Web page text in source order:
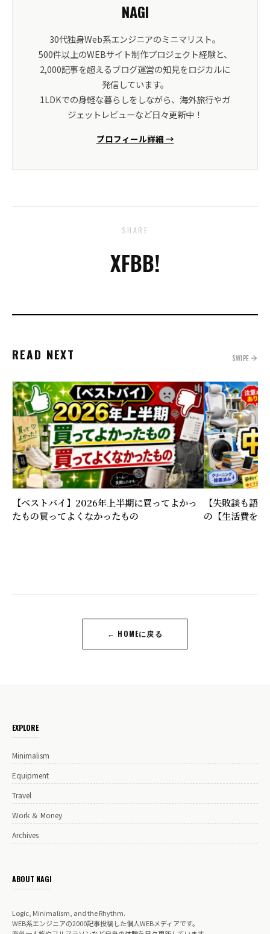
NAGI
30代独身Web系エンジニアのミニマリスト。
500件以上のWEBサイト制作プロジェクト経験と、
2,000記事を超えるブログ運営の知見をロジカルに
発信しています。
1LDKでの身軽な暮らしをしながら、海外旅行やガ
ジェットレビューなど日々更新中！
プロフィール詳細 →
SHARE
XFBB!
READ NEXT SWIPE
【ベストバイ】2026年上半期に買ってよかっ
たもの買ってよくなかったもの
【失敗談も語
の【生活費を下
← HOMEに戻る
EXPLORE
Minimalism
Equipment
Travel
Work ＆ Money
Archives
ABOUT NAGI
Logic, Minimalism, and the Rhythm.
WEB系エンジニアの2000記事投稿した個人WEBメディアです。